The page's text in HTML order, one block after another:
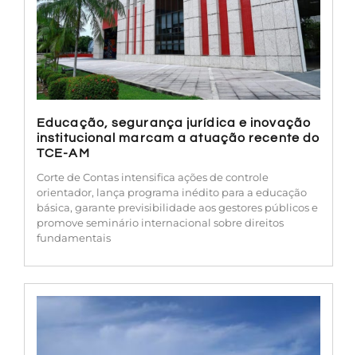
Educação, segurança jurídica e inovação
institucional marcam a atuação recente do
TCE-AM
Corte de Contas intensifica ações de controle
orientador, lança programa inédito para a educação
básica, garante previsibilidade aos gestores públicos e
promove seminário internacional sobre direitos
fundamentais